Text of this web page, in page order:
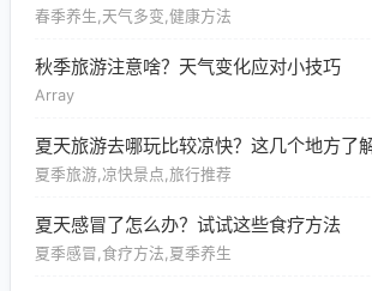
春季养生,天气多变,健康方法
秋季旅游注意啥？天气变化应对小技巧
Array
夏天旅游去哪玩比较凉快？这几个地方了
夏季旅游,凉快景点,旅行推荐
夏天感冒了怎么办？试试这些食疗方法
夏季感冒,食疗方法,夏季养生